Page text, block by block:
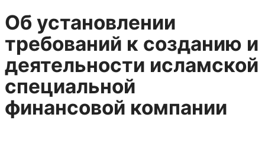
Об установлении
требований к созданию и
деятельности исламской
специальной
финансовой компании